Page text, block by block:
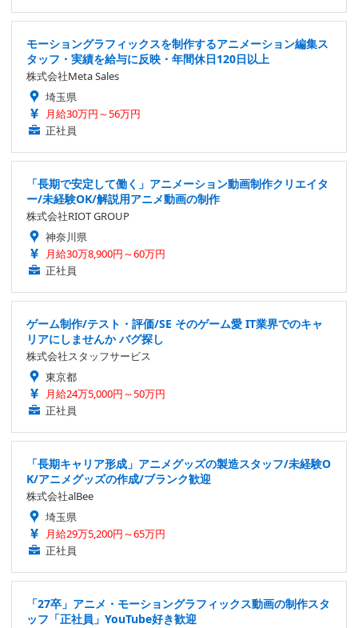
モーショングラフィックスを制作するアニメーション編集ス
タッフ・実績を給与に反映・年間休日120日以上
株式会社Meta Sales
埼玉県
月給30万円～56万円
正社員
「長期で安定して働く」アニメーション動画制作クリエイタ
ー/未経験OK/解説用アニメ動画の制作
株式会社RIOT GROUP
神奈川県
月給30万8,900円～60万円
正社員
ゲーム制作/テスト・評価/SE そのゲーム愛 IT業界でのキャ
リアにしませんか バグ探し
株式会社スタッフサービス
東京都
月給24万5,000円～50万円
正社員
「長期キャリア形成」アニメグッズの製造スタッフ/未経験O
K/アニメグッズの作成/ブランク歓迎
株式会社alBee
埼玉県
月給29万5,200円～65万円
正社員
「27卒」アニメ・モーショングラフィックス動画の制作スタ
ッフ「正社員」YouTube好き歓迎